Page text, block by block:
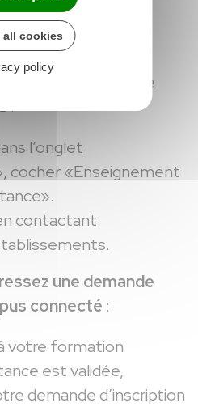
?
vous inscrire à une
:
l’onglet
cocher «Enseignement
contactant
une demande
connecté :
votre formation
est validée,
demande d’inscription
all cookies
policy